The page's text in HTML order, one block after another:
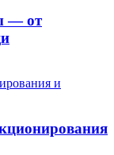
— от